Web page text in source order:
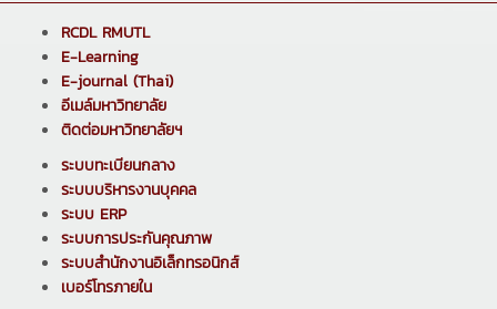
RCDL RMUTL
E-Learning
E-journal (Thai)
อีเมล์มหาวิทยาลัย
ติดต่อมหาวิทยาลัยฯ
ระบบทะเบียนกลาง
ระบบบริหารงานบุคคล
ระบบ ERP
ระบบการประกันคุณภาพ
ระบบสำนักงานอิเล็กทรอนิกส์
เบอร์โทรภายใน